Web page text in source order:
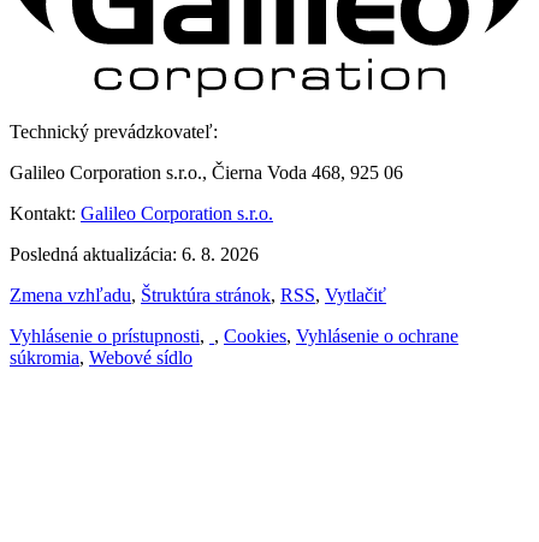
Technický prevádzkovateľ:
Galileo Corporation s.r.o., Čierna Voda 468, 925 06
Kontakt: Galileo Corporation s.r.o.
Posledná aktualizácia: 6. 8. 2026
Zmena vzhľadu, Štruktúra stránok, RSS, Vytlačiť
Vyhlásenie o prístupnosti, , Cookies, Vyhlásenie o ochrane
súkromia, Webové sídlo